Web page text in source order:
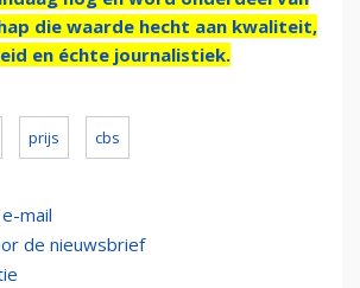
die waarde hecht aan kwaliteit,
en échte journalistiek.
prijs cbs
mail
de nieuwsbrief